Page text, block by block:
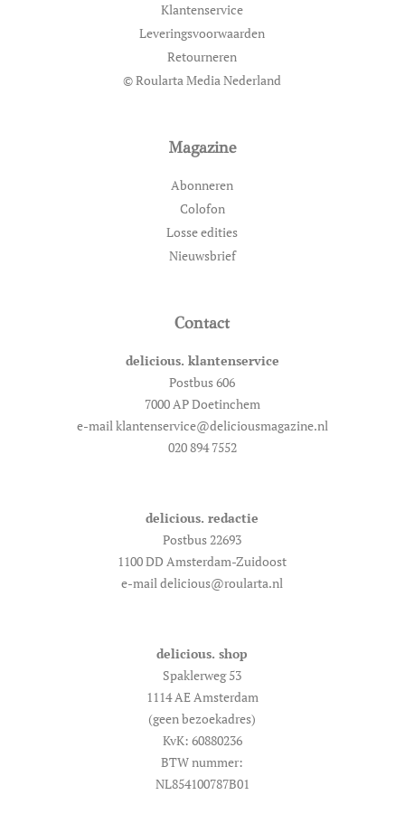
Klantenservice
Leveringsvoorwaarden
Retourneren
© Roularta Media Nederland
Magazine
Abonneren
Colofon
Losse edities
Nieuwsbrief
Contact
delicious. klantenservice
Postbus 606
7000 AP Doetinchem
e-mail klantenservice@deliciousmagazine.nl
020 894 7552
delicious. redactie
Postbus 22693
1100 DD Amsterdam-Zuidoost
e-mail delicious@roularta.nl
delicious. shop
Spaklerweg 53
1114 AE Amsterdam
(geen bezoekadres)
KvK: 60880236
BTW nummer:
NL854100787B01